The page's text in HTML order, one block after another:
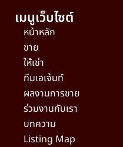
เมนูเว็บไซต์
หน้าหลัก
ขาย
ให้เช่า
ทีมเอเจ้นท์
ผลงานการขาย
ร่วมงานกับเรา
บทความ
Listing Map